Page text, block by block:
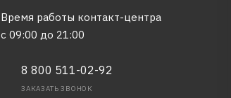
Время работы контакт-центра
с 09:00 до 21:00
8 800 511-02-92
ЗАКАЗАТЬ ЗВОНОК